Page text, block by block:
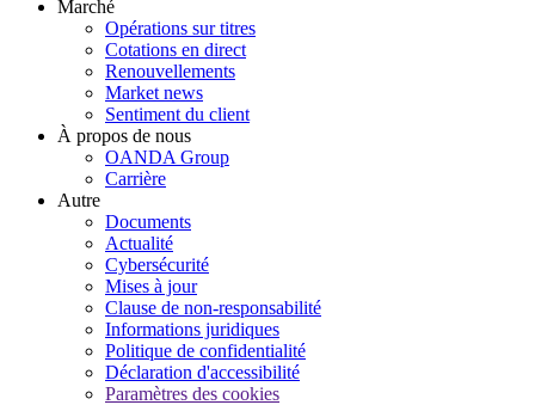
Marché
Opérations sur titres
Cotations en direct
Renouvellements
Market news
Sentiment du client
À propos de nous
OANDA Group
Carrière
Autre
Documents
Actualité
Cybersécurité
Mises à jour
Clause de non-responsabilité
Informations juridiques
Politique de confidentialité
Déclaration d'accessibilité
Paramètres des cookies